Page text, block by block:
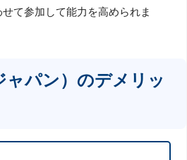
て参加して能力を高められま
ャパン）のデメリッ